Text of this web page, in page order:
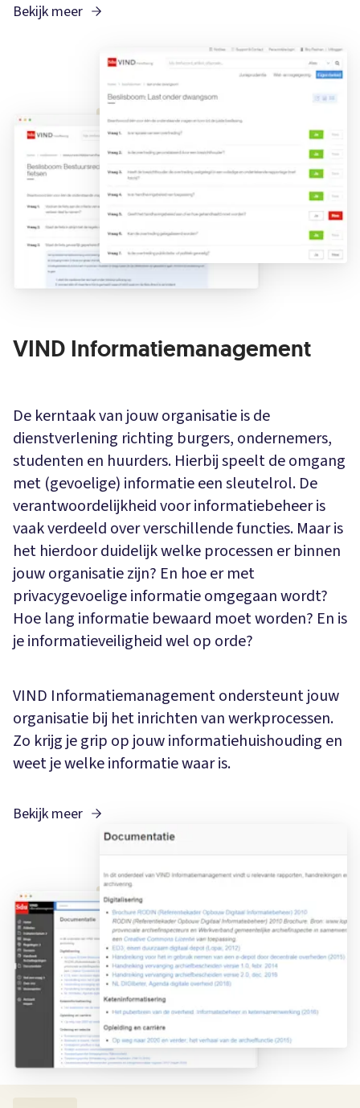
Bekijk meer
VIND Informatiemanagement
De kerntaak van jouw organisatie is de
dienstverlening richting burgers, ondernemers,
studenten en huurders. Hierbij speelt de omgang
met (gevoelige) informatie een sleutelrol. De
verantwoordelijkheid voor informatiebeheer is
vaak verdeeld over verschillende functies. Maar is
het hierdoor duidelijk welke processen er binnen
jouw organisatie zijn? En hoe er met
privacygevoelige informatie omgegaan wordt?
Hoe lang informatie bewaard moet worden? En is
je informatieveiligheid wel op orde?
VIND Informatiemanagement ondersteunt jouw
organisatie bij het inrichten van werkprocessen.
Zo krijg je grip op jouw informatiehuishouding en
weet je welke informatie waar is.
Bekijk meer